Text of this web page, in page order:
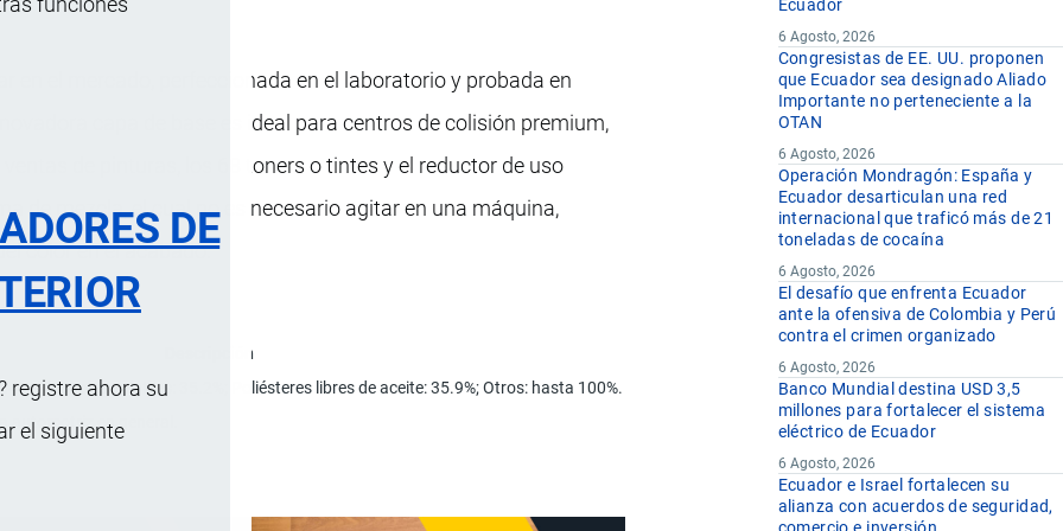
DE
registre ahora su
el siguiente
en el mercado, perfeccionada en el laboratorio y probada en
capa de base es ideal para centros de colisión premium,
de pinturas, los 68 toners o tintes y el reductor de uso
de mezcla, el cual no es necesario agitar en una máquina,
color en el acabado.
Descripción
Alcoholes volátiles: 35.2%; Poliésteres libres de aceite: 35.9%; Otros: hasta 100%.
automotriz en general.
Ecuador
6 Agosto, 2026
Congresistas de EE. UU. proponen
que Ecuador sea designado Aliado
Importante no perteneciente a la
OTAN
6 Agosto, 2026
Operación Mondragón: España y
Ecuador desarticulan una red
internacional que traficó más de 21
toneladas de cocaína
6 Agosto, 2026
El desafío que enfrenta Ecuador
ante la ofensiva de Colombia y Perú
contra el crimen organizado
6 Agosto, 2026
Banco Mundial destina USD 3,5
millones para fortalecer el sistema
eléctrico de Ecuador
6 Agosto, 2026
Ecuador e Israel fortalecen su
alianza con acuerdos de seguridad,